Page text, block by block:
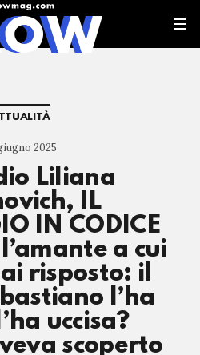
2025
Liliana
IL
IN CODICE
a cui
risposto: il
l’ha
uccisa?
scoperto